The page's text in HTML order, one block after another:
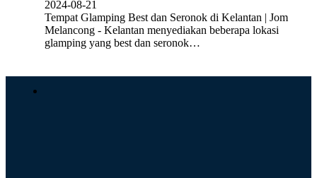
2024-08-21
Tempat Glamping Best dan Seronok di Kelantan | Jom
Melancong - Kelantan menyediakan beberapa lokasi
glamping yang best dan seronok…